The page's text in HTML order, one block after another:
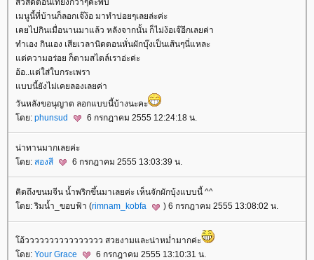
เมนูนี้ที่บ้านก็ลอกเจ๊ง้อ มาทำบ่อยๆเลยล่ะค่ะ
เคยไปกินเมื่อนานมาแล้ว หลังจากนั้น ก็ไม่ง้อเจ๊อีกเลยค่า
ทำเอง กินเอง เสียเวลานิดตอนหั่นผักบุ๊งเป็นเส้นๆนี่แหละ
ต่ความอร่อย ก็ตามสไตล์เราอ่ะค่ะ
อ้อ..แต่ใส่ใบกระเพรา
บบนี้ยังไม่เคยลองเลยค่า
วันหลังขอนุญาต ลอกแบบนี้บ้างนะคะ
ดย: phunsud 6 กรกฎาคม 2555 12:24:18 น.
น่าทานมากเลยค่ะ
ดย: สองสี 6 กรกฎาคม 2555 13:03:39 น.
คิดถึงขนมจีน น้ำพริกขึ้นมาเลยค่ะ เห็นจักผักบุ้งแบบนี้ ^^
ดย: ริมน้ำ_ขอบฟ้า (rimnam_kobfa ) 6 กรกฎาคม 2555 13:08:02 น.
อ้วววววววววววววววว สวยงามและน่าหม่ำมากค่ะ
ดย: Your Grace 6 กรกฎาคม 2555 13:10:31 น.